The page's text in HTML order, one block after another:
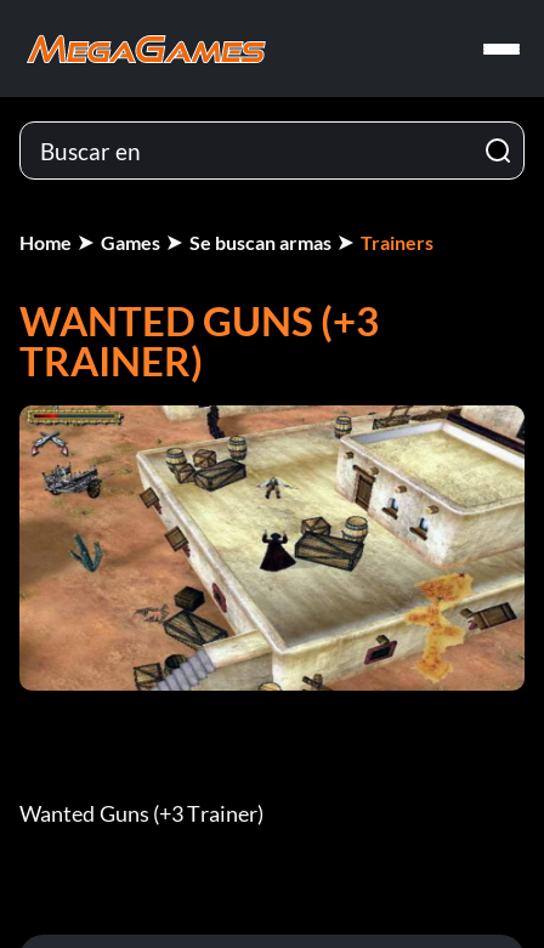
Home Games Se buscan armas Trainers
WANTED GUNS (+3
TRAINER)
Wanted Guns (+3 Trainer)